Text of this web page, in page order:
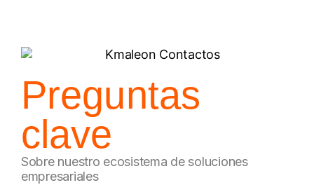
Preguntas
clave
Sobre nuestro ecosistema de soluciones
empresariales